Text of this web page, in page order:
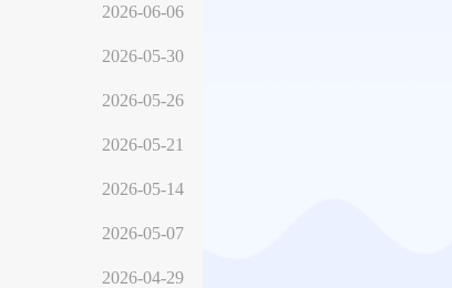
2026-06-06
2026-05-30
2026-05-26
2026-05-21
2026-05-14
2026-05-07
2026-04-29